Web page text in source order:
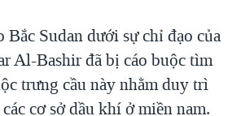
Bắc Sudan dưới sự chỉ đạo của
Al-Bashir đã bị cáo buộc tìm
trưng cầu này nhằm duy trì
cơ sở dầu khí ở miền nam.